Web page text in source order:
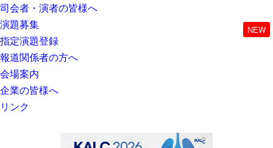
司会者・演者の皆様へ
演題募集
NEW
指定演題登録
報道関係者の方へ
会場案内
企業の皆様へ
リンク